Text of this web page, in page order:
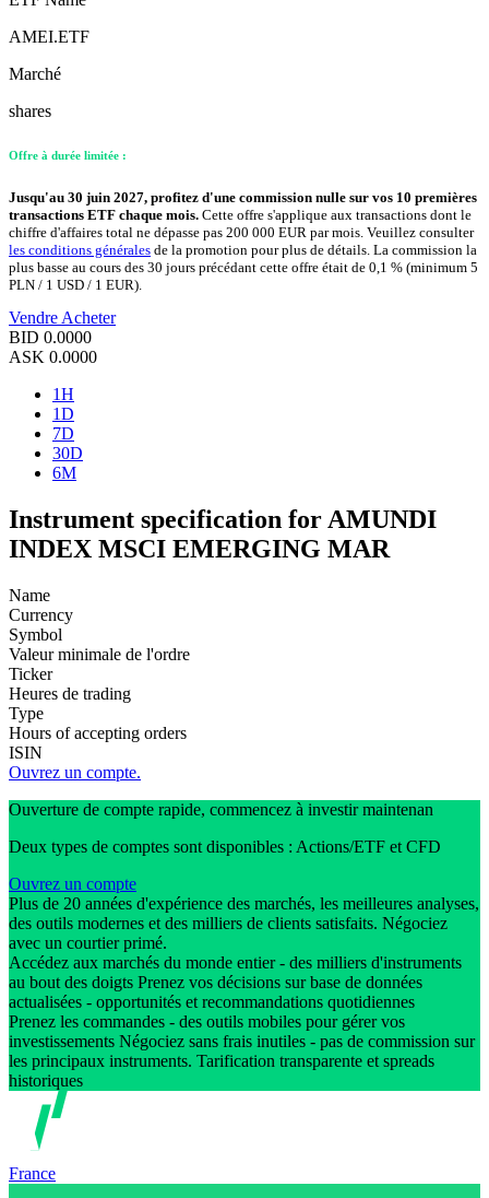
AMEI.ETF
Marché
shares
Offre à durée limitée :
Jusqu'au 30 juin 2027, profitez d'une commission nulle sur vos 10 premières
transactions ETF chaque mois. Cette offre s'applique aux transactions dont le
chiffre d'affaires total ne dépasse pas 200 000 EUR par mois. Veuillez consulter
les conditions générales de la promotion pour plus de détails. La commission la
plus basse au cours des 30 jours précédant cette offre était de 0,1 % (minimum 5
PLN / 1 USD / 1 EUR).
Vendre Acheter
BID 0.0000
ASK 0.0000
1H
1D
7D
30D
6M
Instrument specification for AMUNDI
INDEX MSCI EMERGING MAR
Name
Currency
Symbol
Valeur minimale de l'ordre
Ticker
Heures de trading
Type
Hours of accepting orders
ISIN
Ouvrez un compte.
Ouverture de compte rapide, commencez à investir maintenan
Deux types de comptes sont disponibles : Actions/ETF et CFD
Ouvrez un compte
Plus de 20 années d'expérience des marchés, les meilleures analyses,
des outils modernes et des milliers de clients satisfaits. Négociez
avec un courtier primé.
Accédez aux marchés du monde entier - des milliers d'instruments
au bout des doigts Prenez vos décisions sur base de données
actualisées - opportunités et recommandations quotidiennes
Prenez les commandes - des outils mobiles pour gérer vos
investissements Négociez sans frais inutiles - pas de commission sur
les principaux instruments. Tarification transparente et spreads
historiques
France